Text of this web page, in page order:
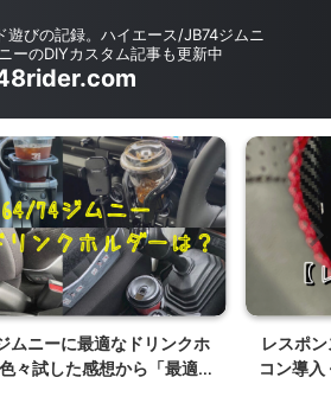
遊びの記録。ハイエース/JB74ジムニ
ーのDIYカスタム記事も更新中
ニーに最適なドリンクホ
々試した感想から「最適」
レスポ
コン導